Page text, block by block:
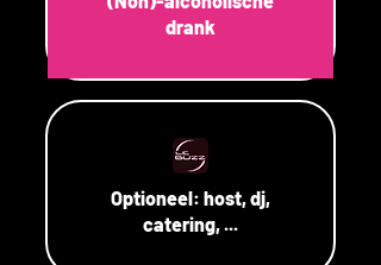
drank
Optioneel: host, dj,
catering, ...